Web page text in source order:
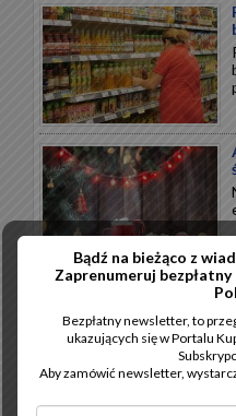
Bądź na bieżąco z
Zaprenumeruj
Bezpłatny newsletter, to
ukazujących się w Portalu
Aby zamówić newsletter,